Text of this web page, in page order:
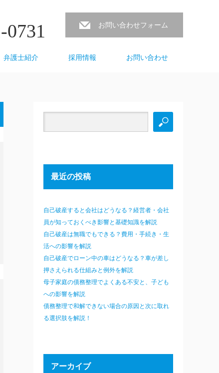
0731 お問い合わせフォーム
弁護士紹介 採用情報 お問い合わせ
最近の投稿
自己破産すると会社はどうなる？経営者・会社
員が知っておくべき影響と基礎知識を解説
自己破産は無職でもできる？費用・手続き・生
活への影響を解説
自己破産でローン中の車はどうなる？車が差し
押さえられる仕組みと例外を解説
母子家庭の債務整理でよくある不安と、子ども
への影響を解説
債務整理で和解できない場合の原因と次に取れ
る選択肢を解説！
アーカイブ